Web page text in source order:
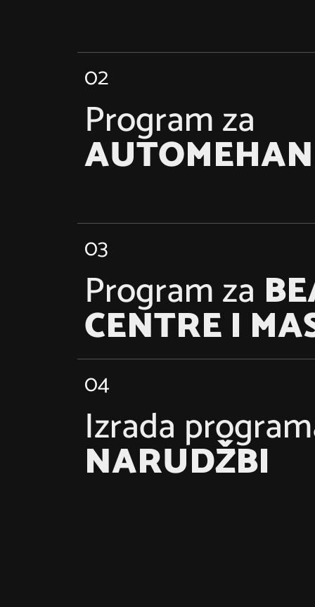
02
Program za
03
Program za
CENTRE I
04
Izrada
NARUDŽBI